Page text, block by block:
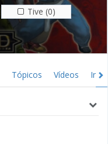
Tive (0)
Tópicos Vídeos